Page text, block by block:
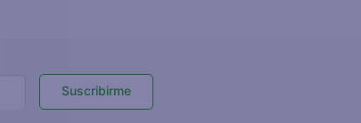
Suscribirme